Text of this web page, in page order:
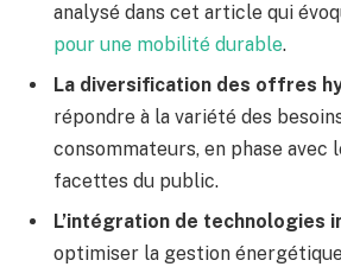
analysé dans cet article qui
pour une mobilité durable.
La diversification des offres
répondre à la variété des
consommateurs, en phase
facettes du public.
L’intégration de technologies
optimiser la gestion